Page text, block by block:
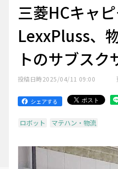
三菱HCキャ
LexxPluss、
トのサブス
投稿日時2025/04/11 09:00
シェアする
ロボット マテハン・物流